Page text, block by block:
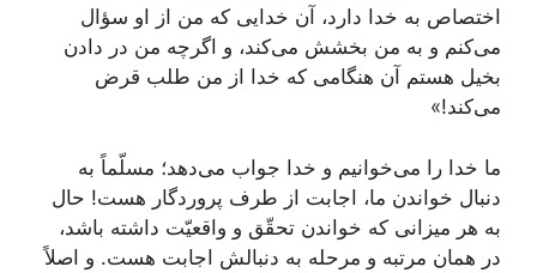
اختصاص به خدا دارد، آن خدایی که من از او سؤال
می‌کنم و به من بخشش می‌کند، و اگرچه من در دادن
بخیل هستم آن هنگامی که خدا از من طلب قرض
می‌کند!»
ما خدا را می‌خوانیم و خدا جواب می‌دهد؛ مسلّماً به
دنبال خواندن ما، اجابت از طرف پروردگار هست! حال
به هر میزانی که خواندن تحقّق و واقعیّت داشته باشد،
در همان مرتبه و مرحله به دنبالش اجابت هست. و اصلاً